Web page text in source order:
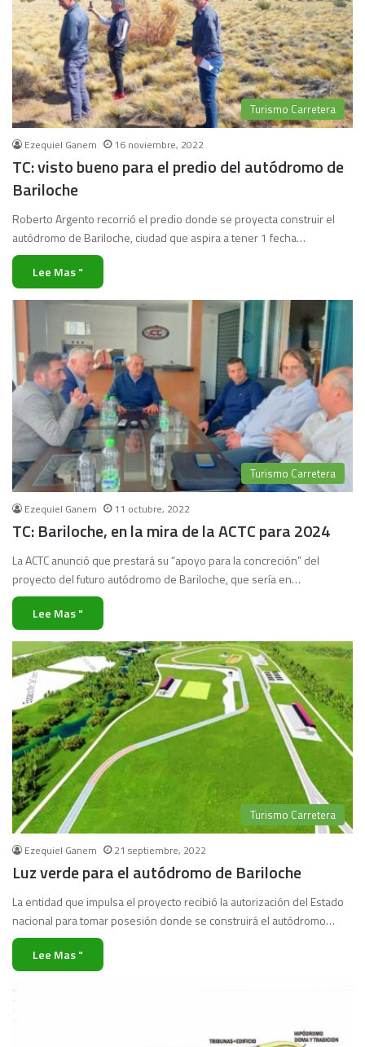
Turismo Carretera
Ezequiel Ganem 16 noviembre, 2022
TC: visto bueno para el predio del autódromo de
Bariloche
Roberto Argento recorrió el predio donde se proyecta construir el
autódromo de Bariloche, ciudad que aspira a tener 1 fecha…
Lee Mas "
Turismo Carretera
Ezequiel Ganem 11 octubre, 2022
TC: Bariloche, en la mira de la ACTC para 2024
La ACTC anunció que prestará su “apoyo para la concreción” del
proyecto del futuro autódromo de Bariloche, que sería en…
Lee Mas "
Turismo Carretera
Ezequiel Ganem 21 septiembre, 2022
Luz verde para el autódromo de Bariloche
La entidad que impulsa el proyecto recibió la autorización del Estado
nacional para tomar posesión donde se construirá el autódromo…
Lee Mas "